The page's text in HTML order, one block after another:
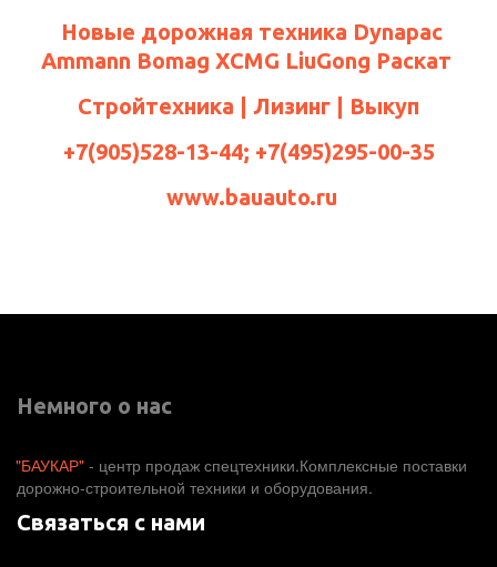
Новые дорожная техника Dynapac
Ammann Bomag XCMG LiuGong Раскат
Стройтехника | Лизинг | Выкуп
+7(905)528-13-44; +7(495)295-00-35
www.bauauto.ru
Немного о нас
"БАУКАР" - центр продаж спецтехники.Комплексные поставки
дорожно-строительной техники и оборудования.
Связаться с нами